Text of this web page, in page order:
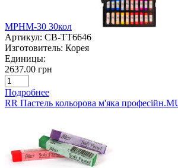
MPHM-30 30кол
Артикул: СВ-TT6646
Изготовитель: Корея
Единицы:
2637.00 грн
Подробнее
RR Пастель кольорова м'яка